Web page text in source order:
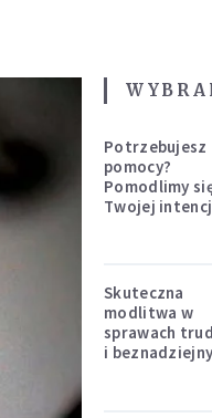
Potrzebujesz
pomocy?
Pomodlimy
Twojej
Skuteczna
modlitwa w
sprawach
i